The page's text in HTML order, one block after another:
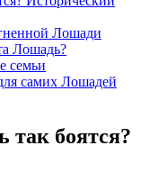
Лошади
Лошадь?
семьи
самих Лошадей
боятся?